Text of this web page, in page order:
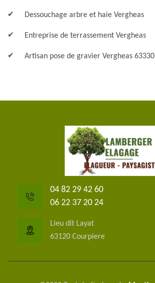
Dessouchage arbre et haie Vergheas
Entreprise de terrassement Vergheas
Artisan pose de gravier Vergheas 63330
04 82 29 42 60
06 22 37 20 24
Lieu dit Layat
63120 Courpiere